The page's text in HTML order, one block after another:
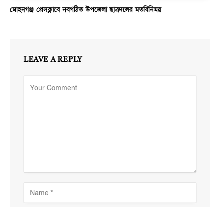
মোহনগঞ্জ প্রেসক্লাবে নবগঠিত উপজেলা ছাত্রদলের মতবিনিময়
LEAVE A REPLY